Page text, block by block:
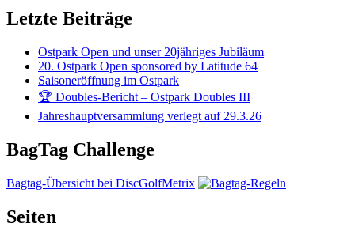
Letzte Beiträge
Ostpark Open und unser 20jähriges Jubiläum
20. Ostpark Open sponsored by Latitude 64
Saisoneröffnung im Ostpark
🏆 Doubles-Bericht – Ostpark Doubles III
Jahreshauptversammlung verlegt auf 29.3.26
BagTag Challenge
Bagtag-Übersicht bei DiscGolfMetrix
Seiten